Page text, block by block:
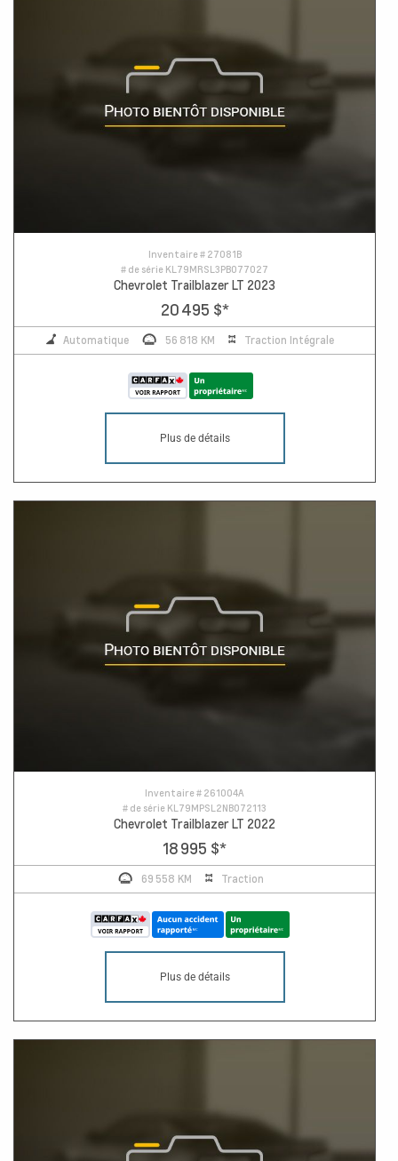
Inventaire # 27081B
# de série KL79MRSL3PB077027
Chevrolet Trailblazer LT 2023
20 495 $*
Automatique 56 818 KM Traction Intégrale
Plus de détails
Inventaire # 261004A
# de série KL79MPSL2NB072113
Chevrolet Trailblazer LT 2022
18 995 $*
69 558 KM Traction
Plus de détails